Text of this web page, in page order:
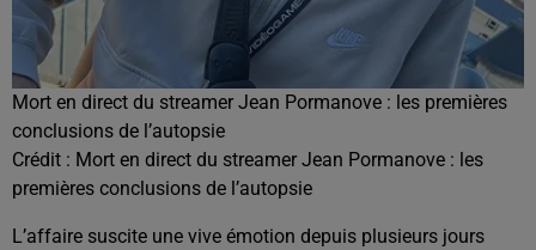
Mort en direct du streamer Jean Pormanove : les premières
conclusions de l’autopsie
Crédit : Mort en direct du streamer Jean Pormanove : les
premières conclusions de l’autopsie
L’affaire suscite une vive émotion depuis plusieurs jours